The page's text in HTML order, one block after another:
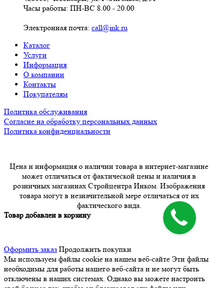
Часы работы: ПН-ВС 8.00 - 20.00
Электронная почта: call@ink.ru
Каталог
Услуги
Информация
О компании
Контакты
Покупателям
Политика обслуживания
Согласие на обработку персональных данных
Политика конфиденциальности
Цена и информация о наличии товара в интернет-магазине
может отличаться от фактической цены и наличия в
розничных магазинах Стройцентра Инком. Изображения
товара могут в незначительной мере отличаться от их
фактического вида.
Товар добавлен в корзину
Оформить заказ Продолжить покупки
Мы используем файлы cookie на нашем веб-сайте Эти файлы
необходимы для работы нашего веб-сайта и не могут быть
отключены в наших системах. Однако вы можете настроить